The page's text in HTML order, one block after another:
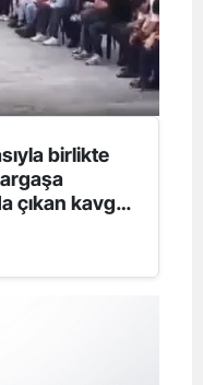
birlikte
çıkan kavga
uçuştu.